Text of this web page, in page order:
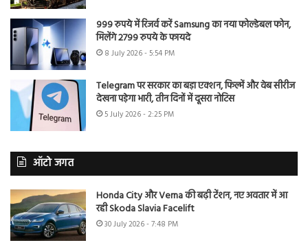
999 रुपये में रिजर्व करें Samsung का नया फोल्डेबल फोन,
मिलेंगे 2799 रुपये के फायदे
8 July 2026 - 5:54 PM
Telegram पर सरकार का बड़ा एक्शन, फिल्में और वेब सीरीज
देखना पड़ेगा भारी, तीन दिनों में दूसरा नोटिस
5 July 2026 - 2:25 PM
ऑटो जगत
Honda City और Verna की बढ़ी टेंशन, नए अवतार में आ
रही Skoda Slavia Facelift
30 July 2026 - 7:48 PM